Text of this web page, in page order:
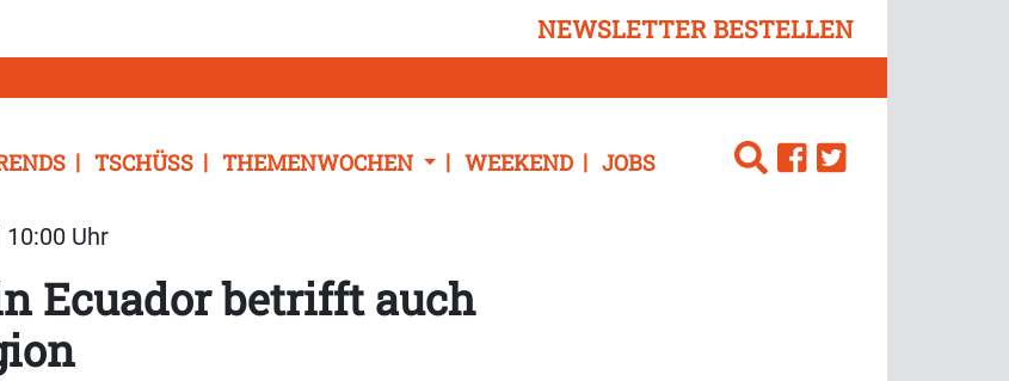
NEWSLETTER BESTELLEN
TSCHÜSS THEMENWOCHEN WEEKEND JOBS
Uhr
Ecuador betrifft auch